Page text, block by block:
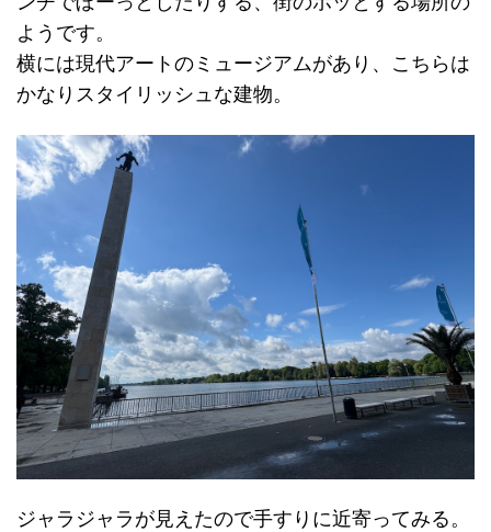
ようです。
横には現代アートのミュージアムがあり、こちらは
かなりスタイリッシュな建物。
ジャラジャラが見えたので手すりに近寄ってみる。